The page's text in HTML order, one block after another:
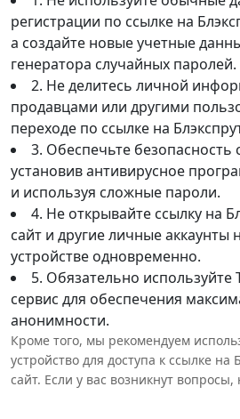
регистрации по ссылке на
а создайте новые учетные
генератора случайных паролей.
2. Не делитесь личной
продавцами или другими
переходе по ссылке на
3. Обеспечьте безопасность
установив антивирусное
и используя сложные пароли.
4. Не открывайте ссылку на
сайт и другие личные
устройстве одновременно.
5. Обязательно используйте
сервис для обеспечения
анонимности.
Кроме того, мы рекомендуем
устройство для доступа к ссылке на
сайт. Если у вас возникнут